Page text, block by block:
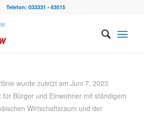
Telefon: 033331 • 63515
wurde zuletzt am Juni 7, 2023
Bürger und Einwohner mit ständigem
Wirtschaftsraum und der